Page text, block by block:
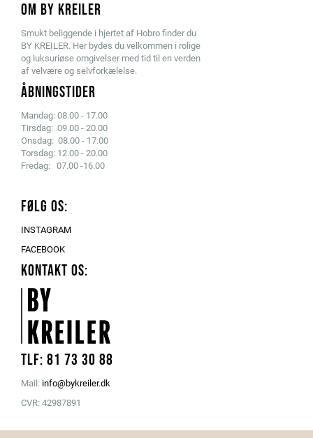
OM BY KREILER
Smukt beliggende i hjertet af Hobro finder du
BY KREILER. Her bydes du velkommen i rolige
og luksuriøse omgivelser med tid til en verden
af velvære og selvforkælelse.
ÅBNINGSTIDER
Mandag: 08.00 - 17.00
Tirsdag: 09.00 - 20.00
Onsdag: 08.00 - 17.00
Torsdag: 12.00 - 20.00
Fredag: 07.00 -16.00
FØLG OS:
INSTAGRAM
FACEBOOK
KONTAKT OS:
Tlf: 81 73 30 88
Mail: info@bykreiler.dk
CVR: 42987891